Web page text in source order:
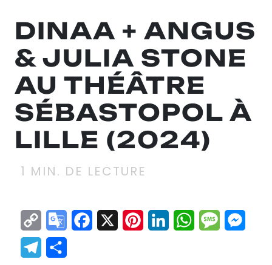
DINAA + ANGUS
& JULIA STONE
AU THÉÂTRE
SÉBASTOPOL À
LILLE (2024)
1 MIN. DE LECTURE
Copy
Link
GoogleFacebook
X Pinterest
LinkedInWhatsApp
Telegram